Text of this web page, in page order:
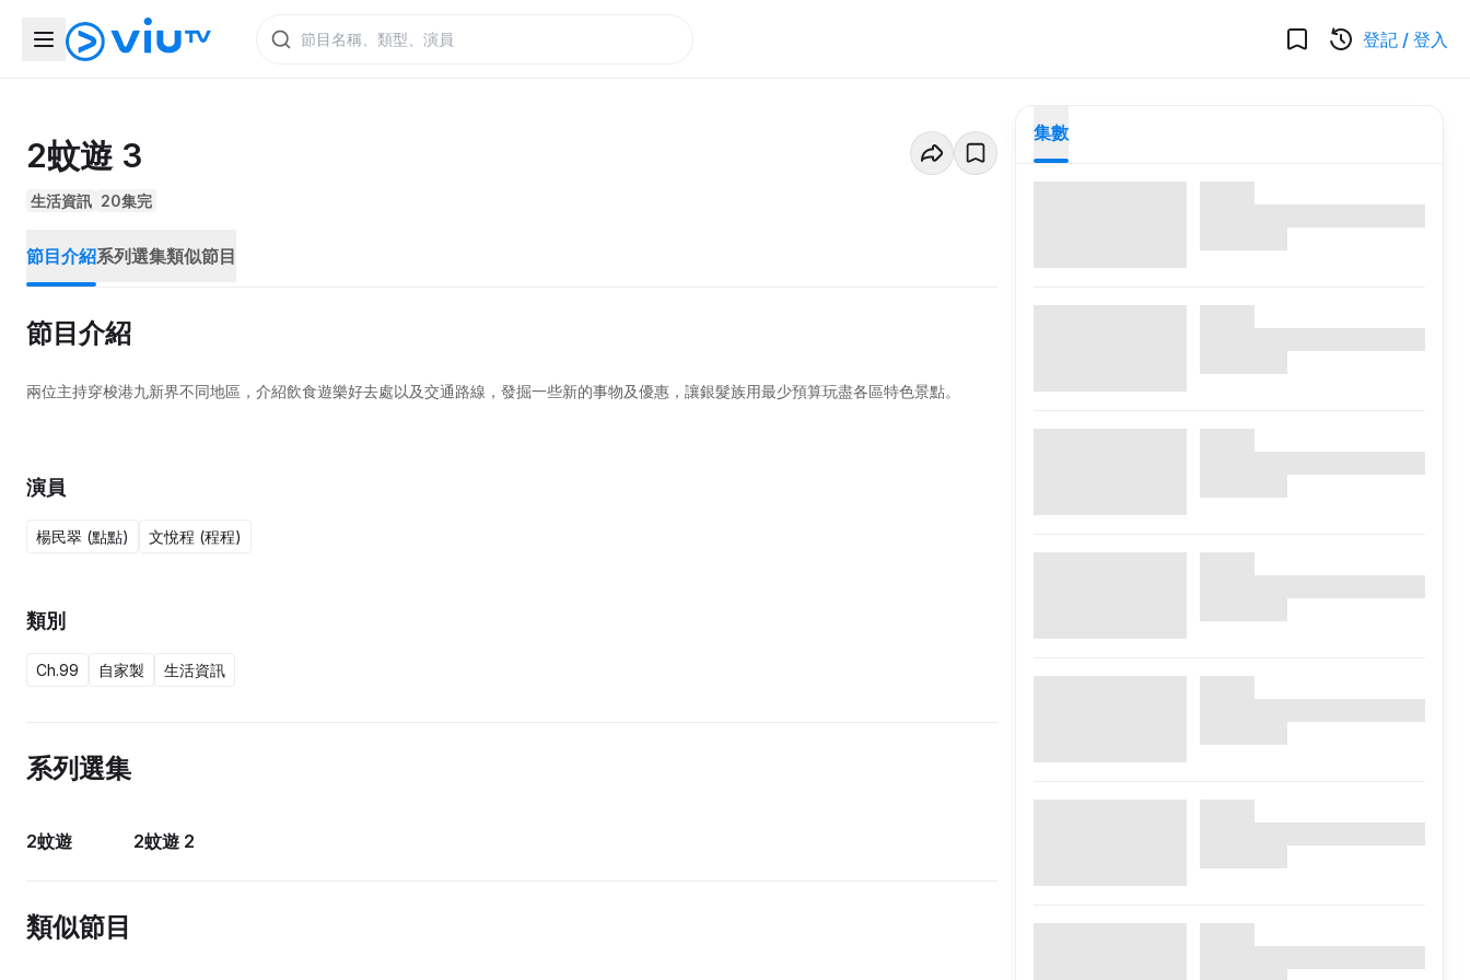
登記 / 登入
2蚊遊 3
生活資訊 20集完
節目介紹系列選集類似節目
節目介紹
兩位主持穿梭港九新界不同地區，介紹飲食遊樂好去處以及交通路線，發掘一些新的事物及優惠，讓銀髮族用最少預算玩盡各區特色景點。
演員
楊民翠 (點點) 文悅程 (程程)
類別
Ch.99 自家製 生活資訊
系列選集
2蚊遊 2蚊遊 2
類似節目
集數